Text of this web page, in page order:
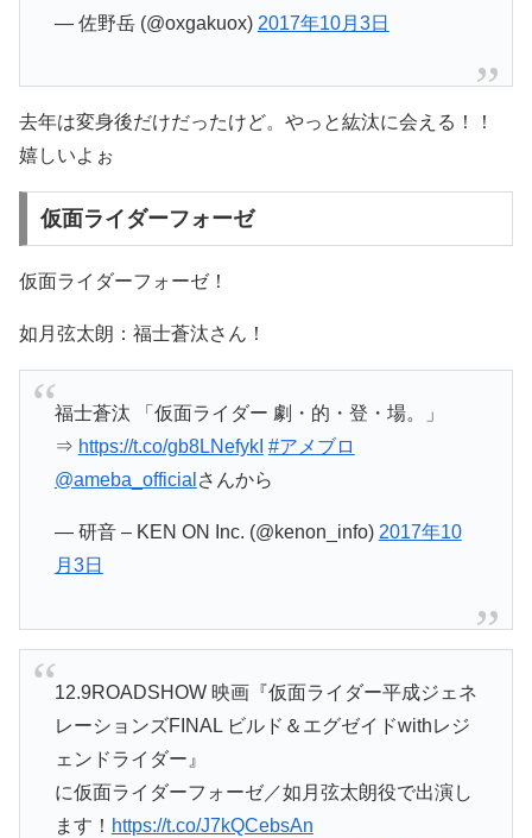
— 佐野岳 (@oxgakuox) 2017年10月3日
去年は変身後だけだったけど。やっと紘汰に会える！！
嬉しいよぉ
仮面ライダーフォーゼ
仮面ライダーフォーゼ！
如月弦太朗：福士蒼汰さん！
福士蒼汰 「仮面ライダー 劇・的・登・場。」
⇒ https://t.co/gb8LNefykI #アメブロ
@ameba_official さんから
— 研音 – KEN ON Inc. (@kenon_info) 2017年10
月3日
12.9ROADSHOW 映画『仮面ライダー平成ジェネ
レーションズFINAL ビルド＆エグゼイドwithレジ
ェンドライダー』
に仮面ライダーフォーゼ／如月弦太朗役で出演し
ます！ https://t.co/J7kQCebsAn